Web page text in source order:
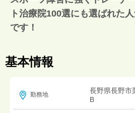
ト治療院100選にも選ばれた
です！
基本情報
勤務地
長野県長野市
B